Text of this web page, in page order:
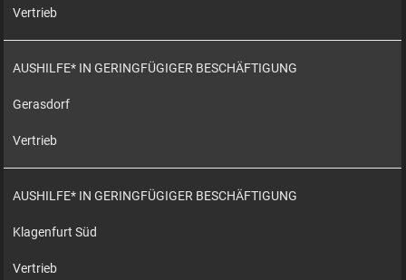
Vertrieb
AUSHILFE* IN GERINGFÜGIGER BESCHÄFTIGUNG
Gerasdorf
Vertrieb
AUSHILFE* IN GERINGFÜGIGER BESCHÄFTIGUNG
Klagenfurt Süd
Vertrieb